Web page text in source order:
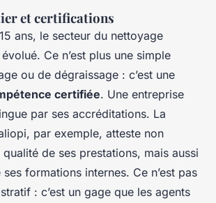
et certifications
ans, le secteur du nettoyage
Ce n’est plus une simple
ou de dégraissage : c’est une
certifiée. Une entreprise
par ses accréditations. La
par exemple, atteste non
de ses prestations, mais aussi
formations internes. Ce n’est pas
: c’est un gage que les agents